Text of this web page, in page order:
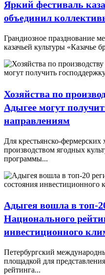
Яркий фестиваль
объединил
Грандиозное празднование
казачьей культуры «Казачье
Хозяйства по
Адыгее могут
направлениям
Для крестьянско-
производством ягодных
программы...
Адыгея вошла в топ-
Национального
инвестиционного
Петербургский
площадкой для
рейтинга...